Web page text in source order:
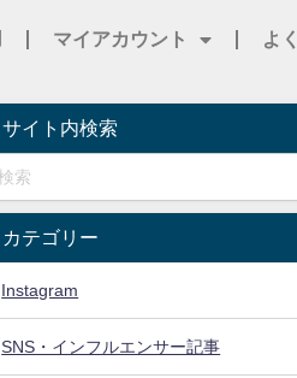
マイアカウント よ
サイト内検索
カテゴリー
Instagram
SNS・インフルエンサー記事